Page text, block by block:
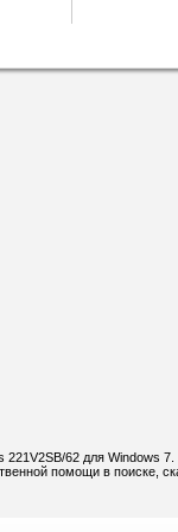
221V2SB/62 для Windows
помощи в поиске,